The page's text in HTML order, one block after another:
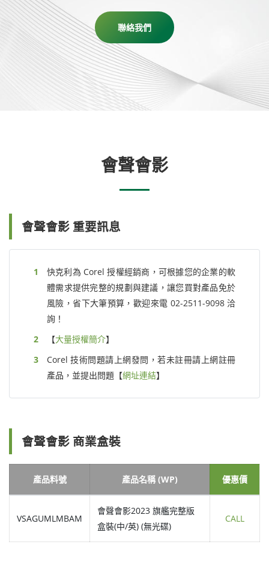
聯絡我們
會聲會影
會聲會影 重要訊息
快克利為 Corel 授權經銷商，可根據您的企業的軟
體需求提供完整的規劃與建議，讓您買對產品免於
風險，省下大筆預算，歡迎來電 02-2511-9098 洽
詢！
【大量授權簡介】
Corel 技術問題請上網發問，若未註冊請上網註冊
產品，並提出問題【網址連結】
會聲會影 商業盒裝
產品料號 產品名稱 (WP) 優惠價
VSAGUMLMBAM
會聲會影2023 旗艦完整版
盒裝(中/英) (無光碟)
CALL